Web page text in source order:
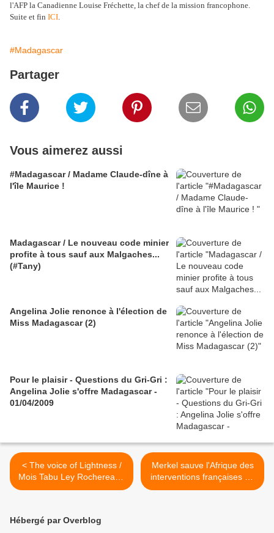
l'AFP la Canadienne Louise Fréchette, la chef de la mission francophone.
Suite et fin ICI.
#Madagascar
Partager
Vous aimerez aussi
#Madagascar / Madame Claude-dîne à
l'île Maurice !
Madagascar / Le nouveau code minier
profite à tous sauf aux Malgaches...
(#Tany)
Angelina Jolie renonce à l'élection de
Miss Madagascar (2)
Pour le plaisir - Questions du Gri-Gri :
Angelina Jolie s'offre Madagascar -
01/04/2009
< The voice of Lightness /
Mois Tabu Ley Rochereau -
(& Afrisa international) Tu
Merkel sauve l'Afrique des
interventions françaises en
asséchant les bourses
Hébergé par Overblog